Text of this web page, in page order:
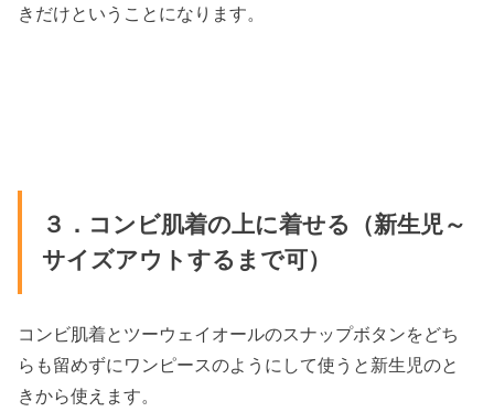
きだけということになります。
３．コンビ肌着の上に着せる（新生児～
サイズアウトするまで可）
コンビ肌着とツーウェイオールのスナップボタンをどち
らも留めずにワンピースのようにして使うと新生児のと
きから使えます。